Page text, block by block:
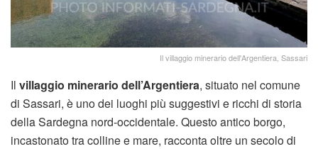
Il villaggio minerario dell'Argentiera, Sassari
Il villaggio minerario dell’Argentiera, situato nel comune
di Sassari, è uno dei luoghi più suggestivi e ricchi di storia
della Sardegna nord-occidentale. Questo antico borgo,
incastonato tra colline e mare, racconta oltre un secolo di